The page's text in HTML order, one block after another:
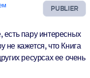
PUBLIER
есть пару интересных
кажется, что Книга
ресурсах ее очень